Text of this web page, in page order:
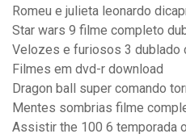
Romeu e julieta leonardo
Star wars 9 filme completo
Velozes e furiosos 3 dublado
Filmes em dvd-r download
Dragon ball super comando
Mentes sombrias filme
Assistir the 100 6 temporada